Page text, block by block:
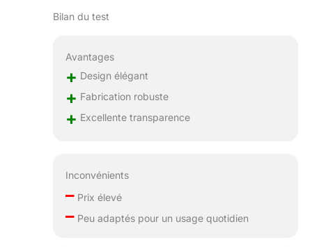
Bilan du test
Avantages
+ Design élégant
+ Fabrication robuste
+ Excellente transparence
Inconvénients
–Prix élevé
–Peu adaptés pour un usage quotidien